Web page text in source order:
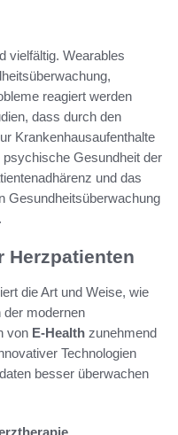
vielfältig. Wearables
reagiert werden
dass durch den
Krankenhausaufenthalte
Gesundheit der
und das
Gesundheitsüberwachung
Herzpatienten
die Art und Weise, wie
der modernen
von E-Health zunehmend
Technologien
besser überwachen